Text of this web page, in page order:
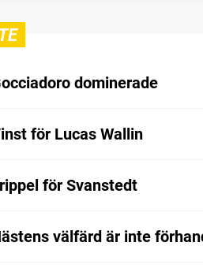
dominerade
för Lucas Wallin
för Svanstedt
välfärd är inte